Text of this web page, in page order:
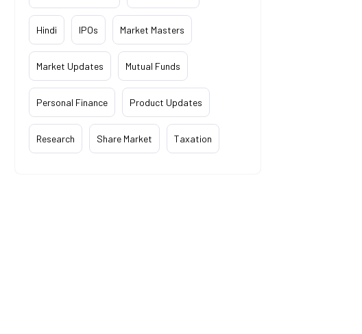
Hindi IPOs Market Masters
Market Updates Mutual Funds
Personal Finance Product Updates
Research Share Market Taxation